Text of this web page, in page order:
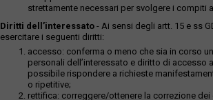
strettamente necessari per svolgere i compiti
Diritti dell’interessato - Ai sensi degli artt. 15 e ss
esercitare i seguenti diritti:
accesso: conferma o meno che sia in corso
personali dell’interessato e diritto di accesso
possibile rispondere a richieste
o ripetitive;
rettifica: correggere/ottenere la correzione